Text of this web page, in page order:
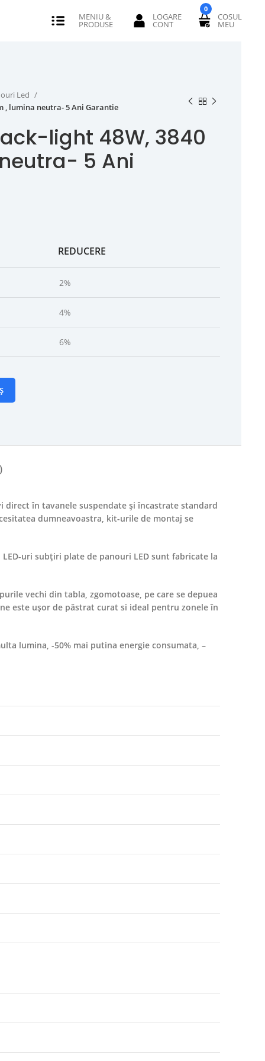
0
Led
, lumina neutra- 5 Ani Garantie
light 48W, 3840
5 Ani
REDUCERE
2%
4%
6%
în tavanele suspendate și încastrate standard
dumneavoastra, kit-urile de montaj se
uri subțiri plate de panouri LED sunt fabricate la
vechi din tabla, zgomotoase, pe care se depuea
este ușor de păstrat curat si ideal pentru zonele în
lumina, -50% mai putina energie consumata, –